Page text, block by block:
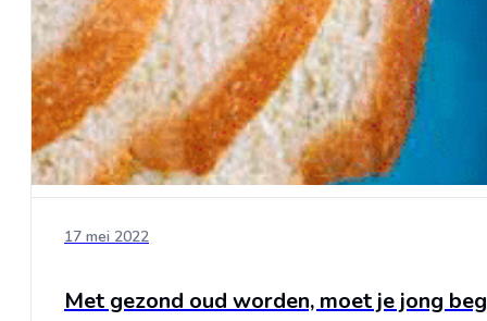
17 mei 2022
Met gezond oud worden, moet je jong